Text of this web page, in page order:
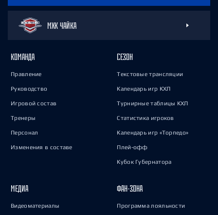
МХК ЧАЙКА
КОМАНДА
Правление
Руководство
Игровой состав
Тренеры
Персонал
Изменения в составе
СЕЗОН
Текстовые трансляции
Календарь игр КХЛ
Турнирные таблицы КХЛ
Статистика игроков
Календарь игр «Торпедо»
Плей-офф
Кубок Губернатора
МЕДИА
Видеоматериалы
ФАН-ЗОНА
Программа лояльности